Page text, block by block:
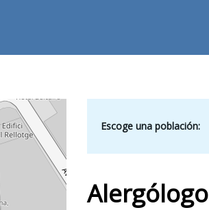
Escoge una población:
Alergólogo